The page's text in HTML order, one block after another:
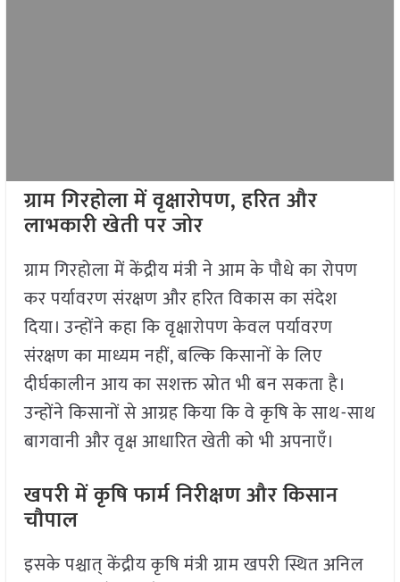
ग्राम गिरहोला में वृक्षारोपण, हरित और
लाभकारी खेती पर जोर
ग्राम गिरहोला में केंद्रीय मंत्री ने आम के पौधे का रोपण
कर पर्यावरण संरक्षण और हरित विकास का संदेश
दिया। उन्होंने कहा कि वृक्षारोपण केवल पर्यावरण
संरक्षण का माध्यम नहीं, बल्कि किसानों के लिए
दीर्घकालीन आय का सशक्त स्रोत भी बन सकता है।
उन्होंने किसानों से आग्रह किया कि वे कृषि के साथ-साथ
बागवानी और वृक्ष आधारित खेती को भी अपनाएँ।
खपरी में कृषि फार्म निरीक्षण और किसान
चौपाल
इसके पश्चात् केंद्रीय कृषि मंत्री ग्राम खपरी स्थित अनिल